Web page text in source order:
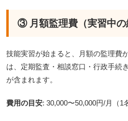
③ 月額監理費（実習中の
技能実習が始まると、月額の監理費
は、定期監査・相談窓口・行政手続
が含まれます。
費用の目安: 30,000〜50,000円/月（1